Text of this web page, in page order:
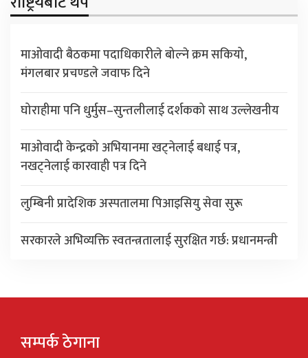
माओवादी बैठकमा पदाधिकारीले बोल्ने क्रम सकियो,
मंगलबार प्रचण्डले जवाफ दिने
घोराहीमा पनि धुर्मुस–सुन्तलीलाई दर्शकको साथ उल्लेखनीय
माओवादी केन्द्रको अभियानमा खट्नेलाई बधाई पत्र,
नखट्नेलाई कारवाही पत्र दिने
लुम्बिनी प्रादेशिक अस्पतालमा पिआइसियु सेवा सुरू
सरकारले अभिव्यक्ति स्वतन्त्रतालाई सुरक्षित गर्छ: प्रधानमन्त्री
सम्पर्क ठेगाना